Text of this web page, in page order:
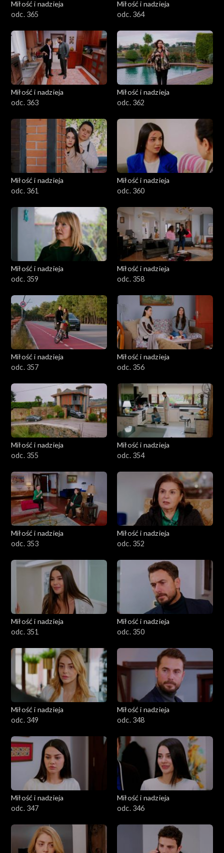
Miłość i nadzieja
odc. 365
Miłość i nadzieja
odc. 364
Miłość i nadzieja
odc. 363
Miłość i nadzieja
odc. 362
Miłość i nadzieja
odc. 361
Miłość i nadzieja
odc. 360
Miłość i nadzieja
odc. 359
Miłość i nadzieja
odc. 358
Miłość i nadzieja
odc. 357
Miłość i nadzieja
odc. 356
Miłość i nadzieja
odc. 355
Miłość i nadzieja
odc. 354
Miłość i nadzieja
odc. 353
Miłość i nadzieja
odc. 352
Miłość i nadzieja
odc. 351
Miłość i nadzieja
odc. 350
Miłość i nadzieja
odc. 349
Miłość i nadzieja
odc. 348
Miłość i nadzieja
odc. 347
Miłość i nadzieja
odc. 346